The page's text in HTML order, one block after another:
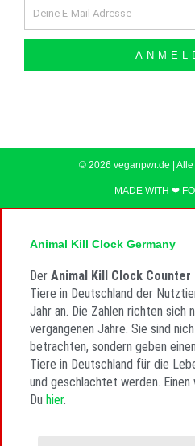
© 2026 veganpwr.de |
MADE WITH ❤
Animal Kill Clock Germany
Der Animal Kill Clock Counter
Tiere in Deutschland der
Jahr an. Die Zahlen richten sich
vergangenen Jahre. Sie sind
betrachten, sondern geben
Tiere in Deutschland für die
und geschlachtet werden.
Du hier.